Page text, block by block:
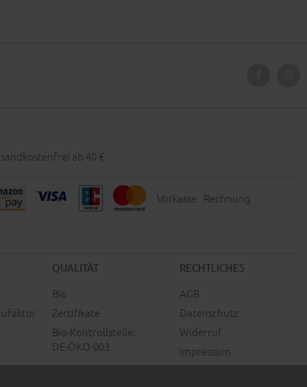
ab 40 €
Vorkasse Rechnung
QUALITÄT
Bio
Zertifikate
Bio-Kontrollstelle:
DE-ÖKO-003
RECHTLICHES
AGB
Datenschutz
Widerruf
Impressum